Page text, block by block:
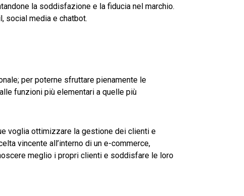
la soddisfazione e la fiducia nel marchio.
social media e chatbot.
per poterne sfruttare pienamente le
funzioni più elementari a quelle più
voglia ottimizzare la gestione dei clienti e
vincente all’interno di un e-commerce,
meglio i propri clienti e soddisfare le loro